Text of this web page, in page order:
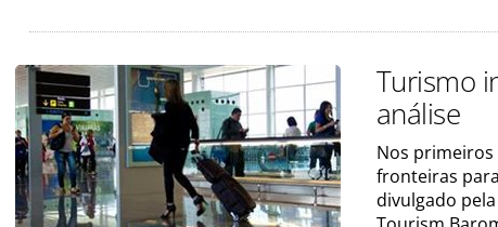
Turismo
análise
Nos primeiros
fronteiras
divulgado